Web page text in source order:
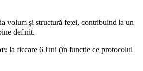
volum și structură feței, contribuind la un
definit.
la fiecare 6 luni (în funcție de protocolul